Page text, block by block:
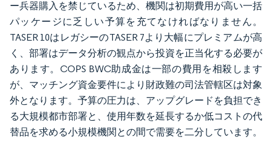
ー兵器購入を禁じているため、機関は初期費用が高い一括
パッケージに乏しい予算を充てなければなりません。
TASER 10はレガシーのTASER 7より大幅にプレミアムが高
く、部署はデータ分析の観点から投資を正当化する必要が
あります。COPS BWC助成金は一部の費用を相殺します
が、マッチング資金要件により財政難の司法管轄区は対象
外となります。予算の圧力は、アップグレードを負担でき
る大規模都市部署と、使用年数を延長するか低コストの代
替品を求める小規模機関との間で需要を二分しています。